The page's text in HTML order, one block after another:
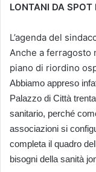
LONTANI DA SPOT
L’agenda del
Anche a ferragosto
piano di riordino
Abbiamo appreso
Palazzo di Città
sanitario, perché
associazioni si
completa il quadro
bisogni della sanità